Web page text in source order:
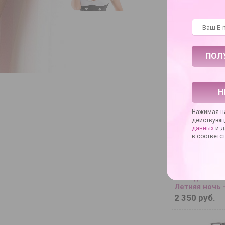
Натуральный
очищающий
«Ёska» - 100
1 410 руб.
на водной
Летняя ночь
2 350 руб.
Нажимая
данных и
в